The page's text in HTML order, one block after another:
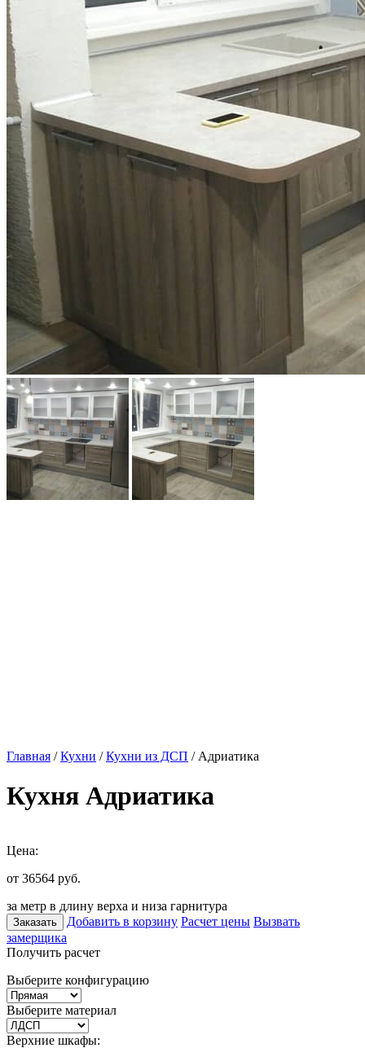
Главная /Кухни /Кухни из ДСП / Адриатика
Кухня Адриатика
Цена:
от 36564 руб.
за метр в длину верха и низа гарнитура
Заказать Добавить в корзину Расчет цены Вызвать
замерщика
Получить расчет
Выберите конфигурацию
Выберите материал
Верхние шкафы: